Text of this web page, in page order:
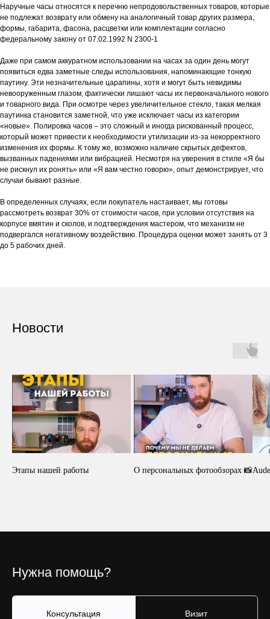
Наручные часы относятся к перечню непродовольственных товаров, которые
не подлежат возврату или обмену на аналогичный товар других размера,
формы, габарита, фасона, расцветки или комплектации согласно
федеральному закону от 07.02.1992 N 2300-1
Даже при самом аккуратном использовании на часах за один день могут
появиться едва заметные следы использования, напоминающие тонкую
паутину. Эти незначительные царапины, хотя и могут быть невидимы
невооруженным глазом, фактически лишают часы их первоначального нового
и товарного вида. При осмотре через увеличительное стекло, такая мелкая
паутинка становится заметной, что уже исключает часы из категории
«новые». Полировка часов – это сложный и иногда рискованный процесс,
который может привести к необходимости утилизации из-за некорректного
изменения их формы. К тому же, возможно наличие скрытых дефектов,
вызванных падениями или вибрацией. Несмотря на уверения в стиле «Я бы
не рискнул их ронять» или «Я вам честно говорю», опыт демонстрирует, что
случаи бывают разные.
В определенных случаях, если покупатель настаивает, мы готовы
рассмотреть возврат 30% от стоимости часов, при условии отсутствия на
корпусе вмятин и сколов, и подтверждения мастером, что механизм не
подвергался негативному воздействию. Процедура оценки может занять от 3
до 5 рабочих дней.
Новости
Этапы нашей работы О персональных фотообзорах 📸
Нужна помощь?
Консультация Визит